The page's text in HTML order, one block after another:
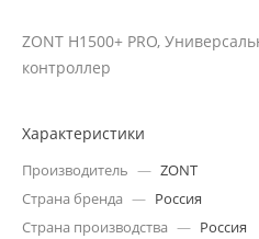
ZONT H1500+ PRO,
контроллер
Характеристики
Производитель — ZONT
Страна бренда — Россия
Страна производства — Россия